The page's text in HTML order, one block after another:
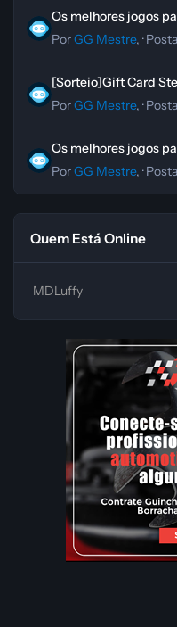
Os melhores jogos
PorGG Mestre, ·
[Sorteio]Gift Card
PorGG Mestre, ·
Os melhores jogos
PorGG Mestre, ·
Quem Está Online
MDLuffy